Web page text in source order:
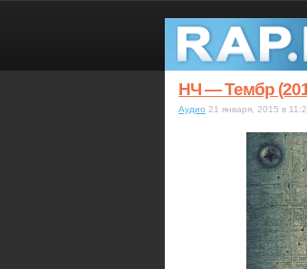
НЧ — Тембр
Аудио 21 января, 2015 в